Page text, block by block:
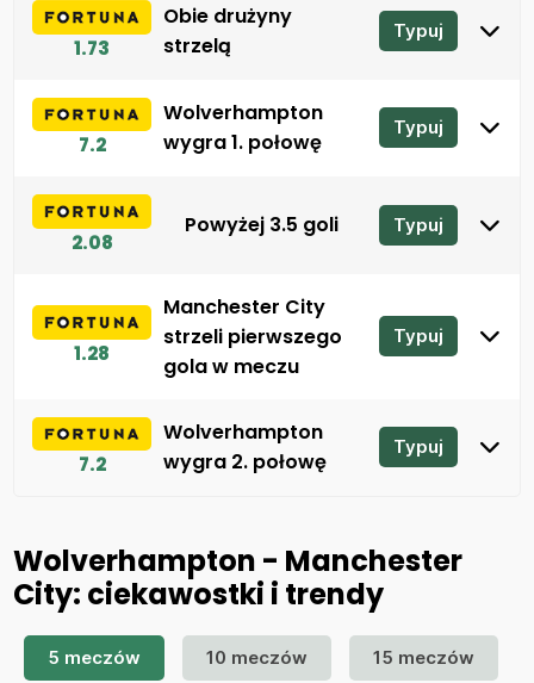
1.73
Obie drużyny
strzelą
Typuj
7.2
Wolverhampton
wygra 1. połowę
Typuj
2.08
Powyżej 3.5 goli Typuj
1.28
Manchester City
strzeli pierwszego
gola w meczu
Typuj
7.2
Wolverhampton
wygra 2. połowę
Typuj
Wolverhampton - Manchester
City: ciekawostki i trendy
5 meczów 10 meczów 15 meczów